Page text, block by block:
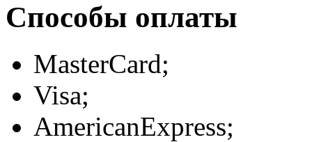
Способы оплаты
MasterCard;
Visa;
AmericanExpress;